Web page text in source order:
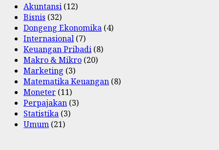
Akuntansi (12)
Bisnis (32)
Dongeng Ekonomika (4)
Internasional (7)
Keuangan Pribadi (8)
Makro & Mikro (20)
Marketing (3)
Matematika Keuangan (8)
Moneter (11)
Perpajakan (3)
Statistika (3)
Umum (21)